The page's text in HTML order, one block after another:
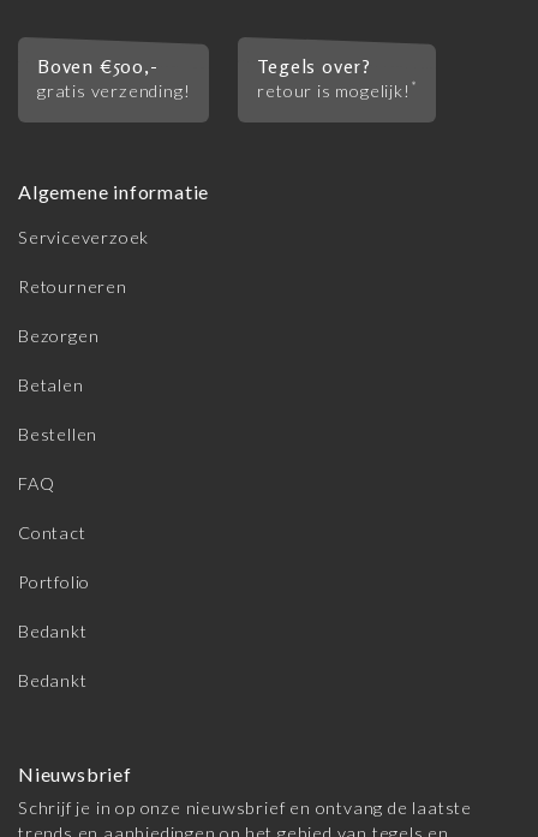
Boven €500,-
gratis verzending!
Tegels over?
retour is mogelijk! *
Algemene informatie
Serviceverzoek
Retourneren
Bezorgen
Betalen
Bestellen
FAQ
Contact
Portfolio
Bedankt
Bedankt
Nieuwsbrief
Schrijf je in op onze nieuwsbrief en ontvang de laatste